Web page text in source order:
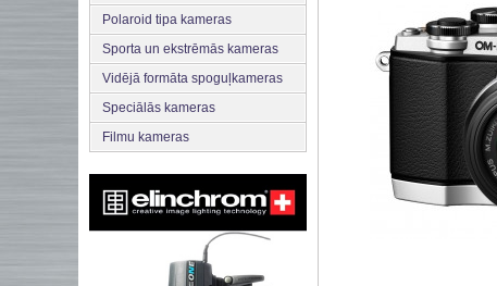
Polaroid tipa kameras
Sporta un ekstrēmās kameras
Vidējā formāta spoguļkameras
Speciālās kameras
Filmu kameras